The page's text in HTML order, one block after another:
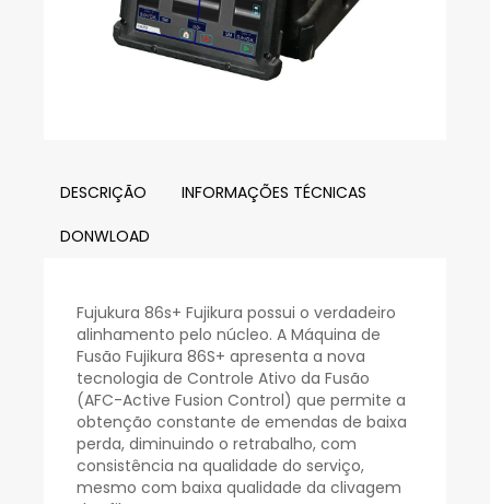
DESCRIÇÃO
INFORMAÇÕES TÉCNICAS
DONWLOAD
Fujukura 86s+ Fujikura possui o verdadeiro
alinhamento pelo núcleo. A Máquina de
Fusão Fujikura 86S+ apresenta a nova
tecnologia de Controle Ativo da Fusão
(AFC-Active Fusion Control) que permite a
obtenção constante de emendas de baixa
perda, diminuindo o retrabalho, com
consistência na qualidade do serviço,
mesmo com baixa qualidade da clivagem